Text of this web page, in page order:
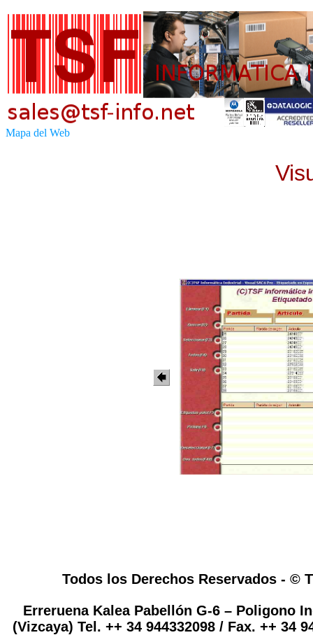
Mapa del Web
Todos los Derechos Reservados - ©
Erreruena Kalea Pabellón G-6 – Poligono
(Vizcaya) Tel. ++ 34 944332098 / Fax. ++ 34